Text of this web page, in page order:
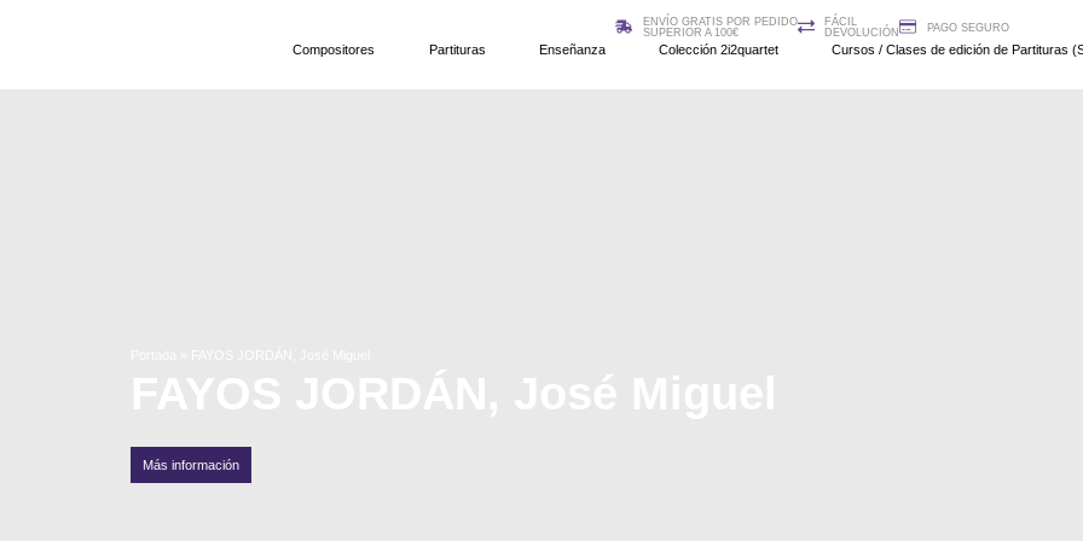
ENVÍO GRATIS POR PEDIDO
SUPERIOR A 100€
FÁCIL
DEVOLUCIÓN
PAGO SEGURO
Compositores Partituras Enseñanza Colección 2i2quartet Cursos / Clases de edición de Partituras
Más información